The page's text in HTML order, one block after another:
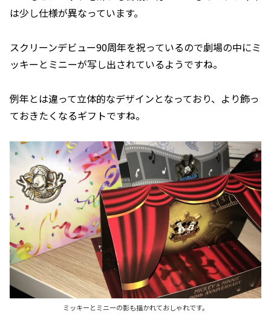
は少し仕様が異なっています。
スクリーンデビュー90周年を祝っているので劇場の中にミ
ッキーとミニーが写し出されているようですね。
例年とは違って立体的なデザインとなっており、より飾っ
ておきたくなるギフトですね。
ミッキーとミニーの影も描かれておしゃれです。